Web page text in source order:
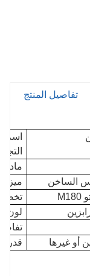
تفاصيل المنتج
اسم
مادة
الساخن
ميزة
لون
أو غيرها